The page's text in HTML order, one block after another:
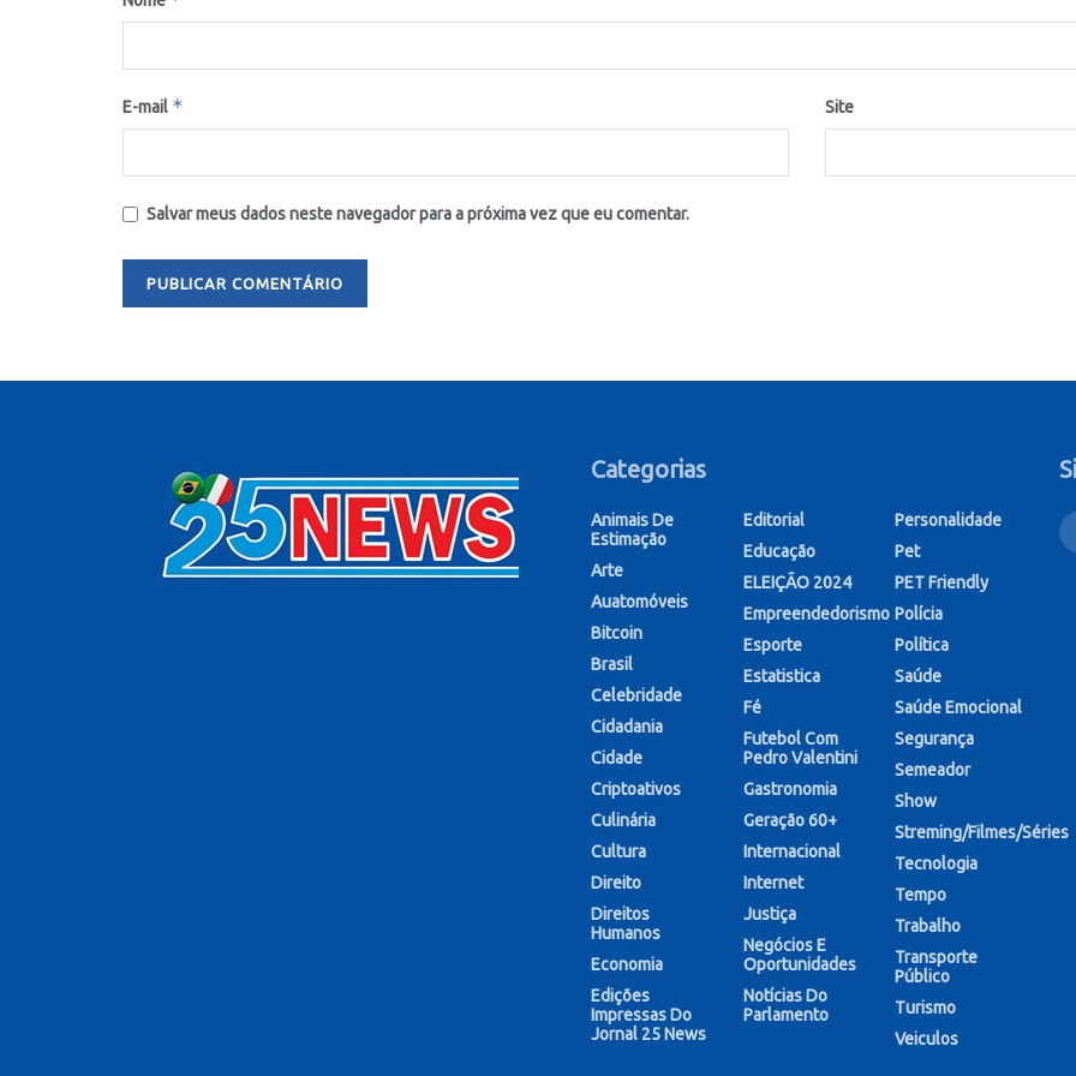
E-mail * Site
Salvar meus dados neste navegador para a próxima vez que eu comentar.
Categorias
Animais De
Estimação
Arte
Auatomóveis
Bitcoin
Brasil
Celebridade
Cidadania
Cidade
Criptoativos
Culinária
Cultura
Direito
Direitos
Humanos
Economia
Edições
Impressas Do
Jornal 25 News
Editorial
Educação
ELEIÇÃO 2024
Empreendedorismo
Esporte
Estatistica
Fé
Futebol Com
Pedro Valentini
Gastronomia
Geração 60+
Internacional
Internet
Justiça
Negócios E
Oportunidades
Notícias Do
Parlamento
Personalidade
Pet
PET Friendly
Polícia
Política
Saúde
Saúde Emocional
Segurança
Semeador
Show
Streming/Filmes/Séries
Tecnologia
Tempo
Trabalho
Transporte
Público
Turismo
Veiculos